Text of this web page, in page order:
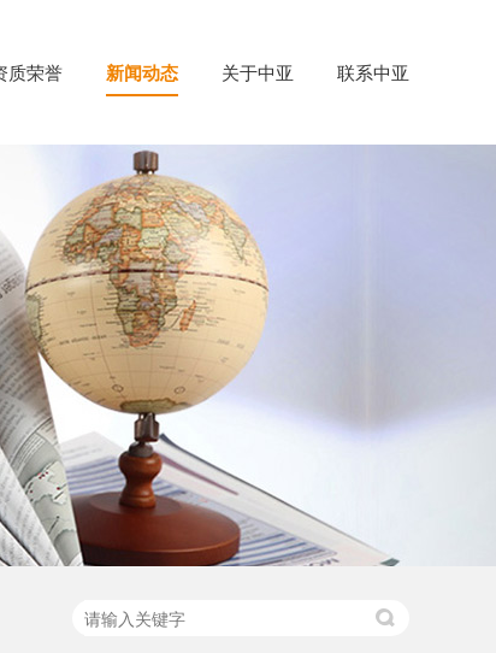
质荣誉 新闻动态 关于中亚 联系中亚